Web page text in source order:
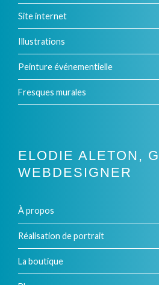
Site internet
Illustrations
Peinture événementielle
Fresques murales
ELODIE ALETON,
WEBDESIGNER
À propos
Réalisation de portrait
La boutique